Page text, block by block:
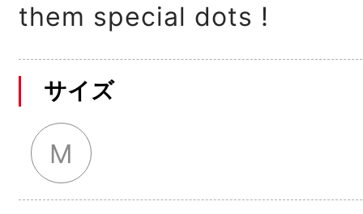
them special dots !
サイズ
M